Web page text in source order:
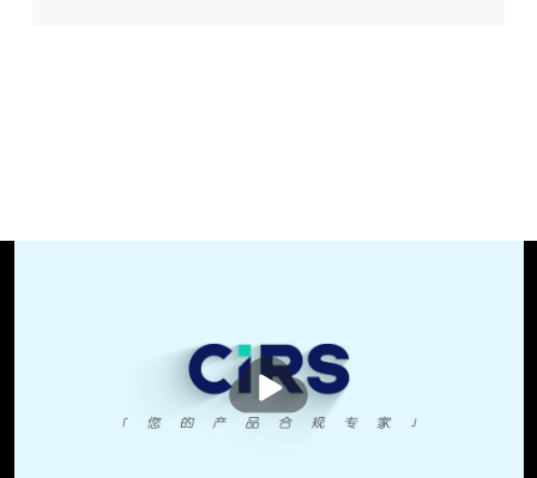
播
放